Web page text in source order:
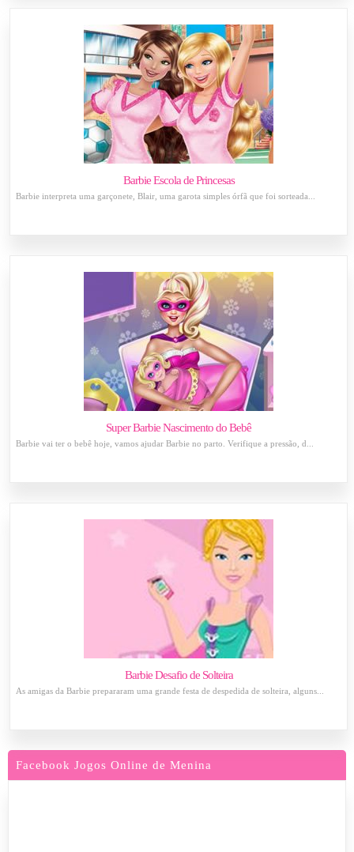
Barbie Escola de Princesas
Barbie interpreta uma garçonete, Blair, uma garota simples órfã que foi sorteada...
Super Barbie Nascimento do Bebê
Barbie vai ter o bebê hoje, vamos ajudar Barbie no parto. Verifique a pressão, d...
Barbie Desafio de Solteira
As amigas da Barbie prepararam uma grande festa de despedida de solteira, alguns...
Facebook Jogos Online de Menina